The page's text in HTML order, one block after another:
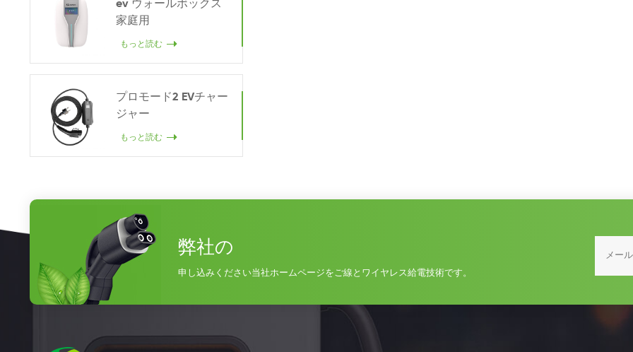
ev ウォールボックス
家庭用
もっと読む
プロモード2 EVチャー
ジャー
もっと読む
弊社の
申し込みください当社ホームページをご線とワイヤレス給電技術です。